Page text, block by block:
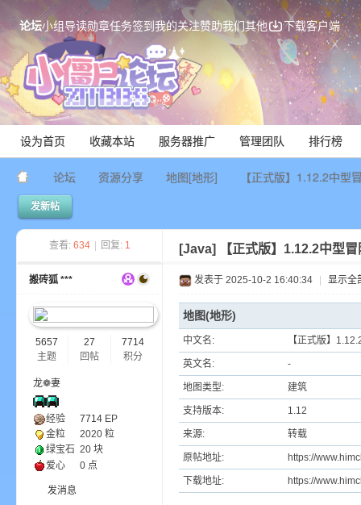
论坛小组导读勋章任务签到我的关注赞助我们其他 下载客户端
设为首页 收藏本站 服务器推广 管理团队 排行榜
论坛 资源分享 地图[地形] 【正式版】1.12.2中型
发新帖
查看: 634 回复: 1 [Java] 【正式版】1.12.2中型
搬砖狐 ***
5657
主题
27
回帖
7714
积分
龙❁妻
经验 7714 EP
金粒
2020 粒
绿宝石 20 块
爱心
0 点
发消息
发表于 2025-10-2 16:40:34 显示全
地图(地形)
中文名: 【正式版】
英文名: -
地图类型: 建筑
支持版本: 1.12
来源: 转载
原帖地址: https://
下载地址: https://